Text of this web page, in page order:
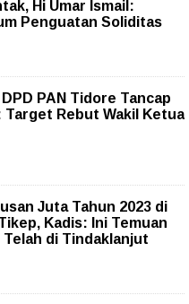
Hi Umar Ismail:
Penguatan Soliditas
PAN Tidore Tancap
Target Rebut Wakil Ketua
Juta Tahun 2023 di
Kadis: Ini Temuan
di Tindaklanjut